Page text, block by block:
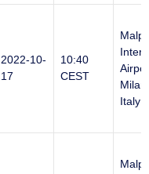
2022-10-
17
10:40
CEST
Italy